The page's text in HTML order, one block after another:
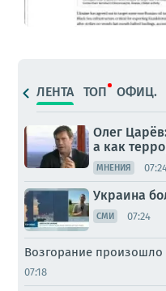
ЛЕНТА ТОП ОФИЦ.
Олег
а как
МНЕНИЯ
Украина
СМИ 07:24
Возгорание
07:18